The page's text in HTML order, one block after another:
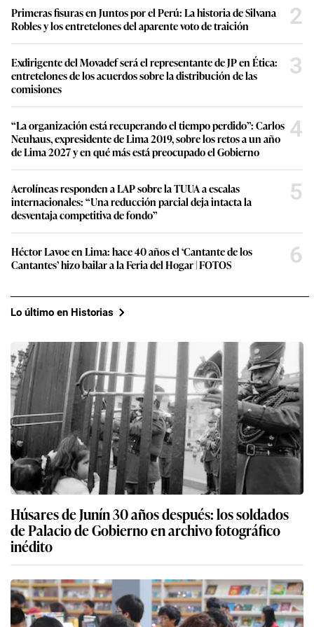
Primeras fisuras en Juntos por el Perú: La historia de Silvana
Robles y los entretelones del aparente voto de traición
2
Exdirigente del Movadef será el representante de JP en Ética:
entretelones de los acuerdos sobre la distribución de las
comisiones
3
“La organización está recuperando el tiempo perdido”: Carlos
Neuhaus, expresidente de Lima 2019, sobre los retos a un año
de Lima 2027 y en qué más está preocupado el Gobierno
4
Aerolíneas responden a LAP sobre la TUUA a escalas
internacionales: “Una reducción parcial deja intacta la
desventaja competitiva de fondo”
5
Héctor Lavoe en Lima: hace 40 años el ‘Cantante de los
Cantantes’ hizo bailar a la Feria del Hogar | FOTOS
6
Lo último en Historias
Húsares de Junín 30 años después: los soldados
de Palacio de Gobierno en archivo fotográfico
inédito